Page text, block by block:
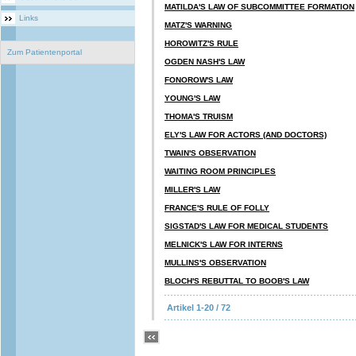
Links
Zum Patientenportal
MATILDA'S LAW OF SUBCOMMITTEE FORMATION
MATZ'S WARNING
HOROWITZ'S RULE
OGDEN NASH'S LAW
FONOROW'S LAW
YOUNG'S LAW
THOMA'S TRUISM
ELY'S LAW FOR ACTORS (AND DOCTORS)
TWAIN'S OBSERVATION
WAITING ROOM PRINCIPLES
MILLER'S LAW
FRANCE'S RULE OF FOLLY
SIGSTAD'S LAW FOR MEDICAL STUDENTS
MELNICK'S LAW FOR INTERNS
MULLINS'S OBSERVATION
BLOCH'S REBUTTAL TO BOOB'S LAW
Artikel 1-20 / 72